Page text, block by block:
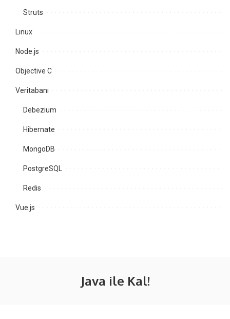
Struts
Linux
Node.js
Objective C
Veritabanı
Debezium
Hibernate
MongoDB
PostgreSQL
Redis
Vue.js
Java ile Kal!